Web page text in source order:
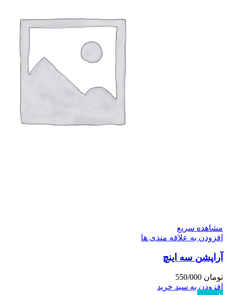
مشاهده سریع
افزودن به علاقه مندی ها
آراپشن سه اینچ
تومان
افزودن به سبد خرید